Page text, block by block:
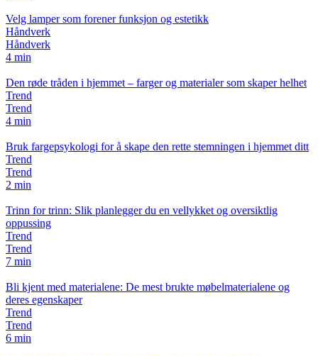
Velg lamper som forener funksjon og estetikk
Håndverk
Håndverk
4 min
Den røde tråden i hjemmet – farger og materialer som skaper helhet
Trend
Trend
4 min
Bruk fargepsykologi for å skape den rette stemningen i hjemmet ditt
Trend
Trend
2 min
Trinn for trinn: Slik planlegger du en vellykket og oversiktlig
oppussing
Trend
Trend
7 min
Bli kjent med materialene: De mest brukte møbelmaterialene og
deres egenskaper
Trend
Trend
6 min